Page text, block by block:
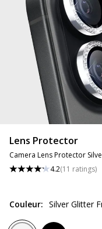
Lens Protector
Camera Lens Protector
4.2(11 ratings)
Couleur: Silver Glitter